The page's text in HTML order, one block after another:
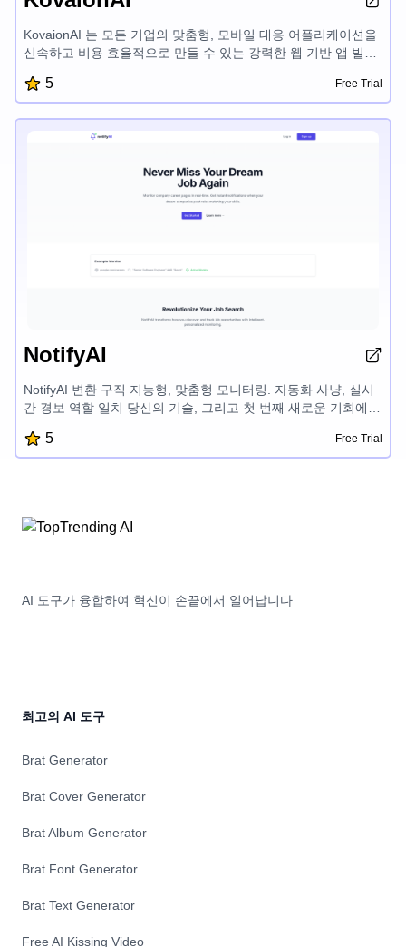
KovaionAI 는 모든 기업의 맞춤형, 모바일 대응 어플리케이션을
신속하고 비용 효율적으로 만들 수 있는 강력한 웹 기반 앱 빌더
한 워크플로 자동화 기능을 갖추고 있어 복잡한 코딩 없이도 사
용할 수 있습니다.
5 Free Trial
NotifyAI
NotifyAI 변환 구직 지능형, 맞춤형 모니터링. 자동화 사냥, 실시
간 경보 역할 일치 당신의 기술, 그리고 첫 번째 새로운 기회에
리고 당신에게 경쟁력 있는 가장자리에 귀하의 구직.
5 Free Trial
AI 도구가 융합하여 혁신이 손끝에서 일어납니다
최고의 AI 도구
Brat Generator
Brat Cover Generator
Brat Album Generator
Brat Font Generator
Brat Text Generator
Free AI Kissing Video